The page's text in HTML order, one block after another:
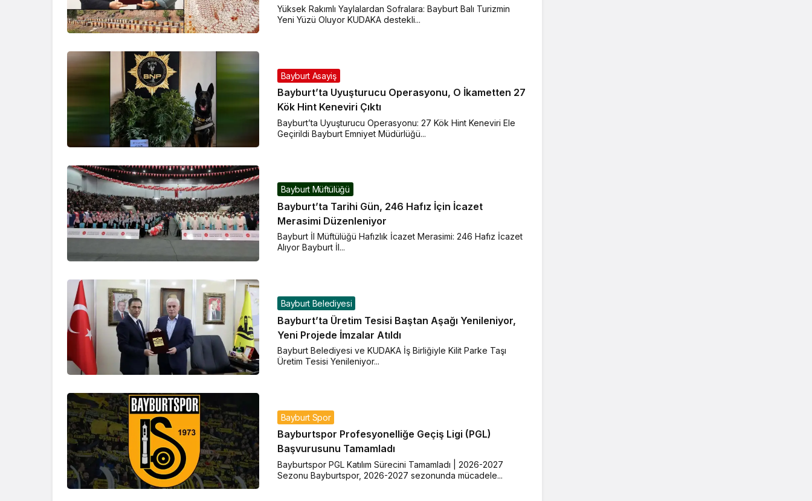
Yüksek Rakımlı Yaylalardan Sofralara: Bayburt Balı Turizmin
Yeni Yüzü Oluyor KUDAKA destekli...
Bayburt Asayiş
Bayburt’ta Uyuşturucu Operasyonu, O İkametten 27
Kök Hint Keneviri Çıktı
Bayburt’ta Uyuşturucu Operasyonu: 27 Kök Hint Keneviri Ele
Geçirildi Bayburt Emniyet Müdürlüğü...
Bayburt Müftülüğü
Bayburt’ta Tarihi Gün, 246 Hafız İçin İcazet
Merasimi Düzenleniyor
Bayburt İl Müftülüğü Hafızlık İcazet Merasimi: 246 Hafız İcazet
Alıyor Bayburt İl...
Bayburt Belediyesi
Bayburt’ta Üretim Tesisi Baştan Aşağı Yenileniyor,
Yeni Projede İmzalar Atıldı
Bayburt Belediyesi ve KUDAKA İş Birliğiyle Kilit Parke Taşı
Üretim Tesisi Yenileniyor...
Bayburt Spor
Bayburtspor Profesyonelliğe Geçiş Ligi (PGL)
Başvurusunu Tamamladı
Bayburtspor PGL Katılım Sürecini Tamamladı | 2026-2027
Sezonu Bayburtspor, 2026-2027 sezonunda mücadele...